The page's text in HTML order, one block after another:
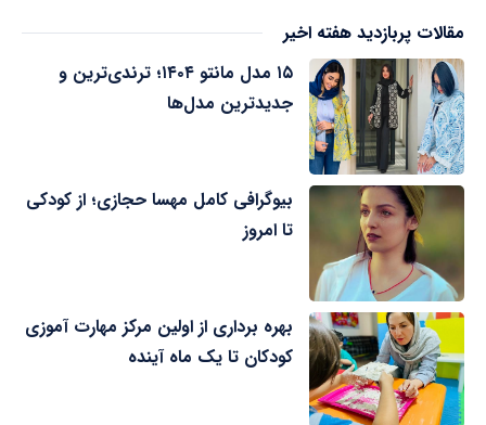
مقالات پربازدید هفته اخیر
۱۵ مدل مانتو ۱۴۰۴؛ ترندی‌ترین و
جدیدترین مدل‌ها
بیوگرافی کامل مهسا حجازی؛ از کودکی
تا امروز
بهره برداری از اولین مرکز مهارت آموزی
کودکان تا یک ماه آینده